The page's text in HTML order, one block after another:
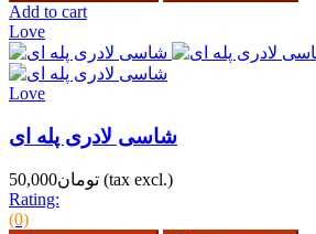
Add to cart
Love
Love
شاسی لادری پله ای
تومان50,000 (tax excl.)
Rating:
(0)